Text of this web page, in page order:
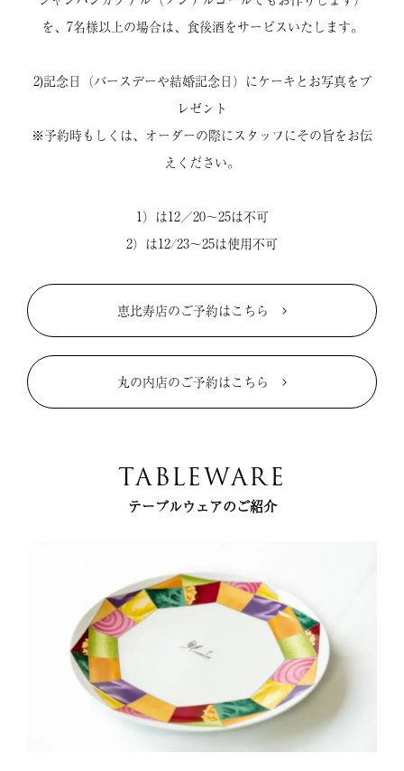
を、7名様以上の場合は、食後酒をサービスいたします。
2)記念日（バースデーや結婚記念日）にケーキとお写真をプ
レゼント
※予約時もしくは、オーダーの際にスタッフにその旨をお伝
えください。
1）は12／20～25は不可
2）は12/23～25は使用不可
恵比寿店のご予約はこちら
丸の内店のご予約はこちら
TABLEWARE
テーブルウェアのご紹介